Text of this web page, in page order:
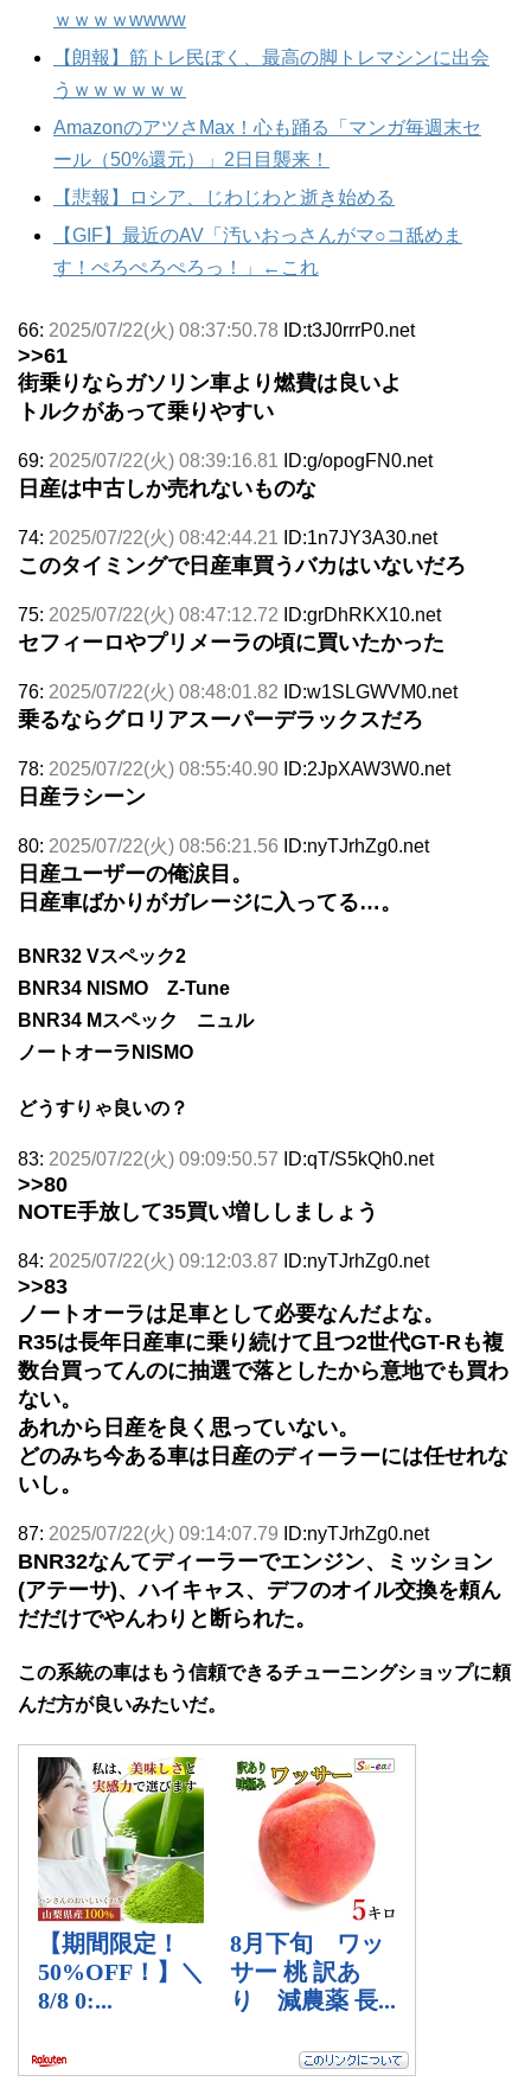
ｗｗｗｗwwww
【朗報】筋トレ民ぼく、最高の脚トレマシンに出会
うｗｗｗｗｗｗ
AmazonのアツさMax！心も踊る「マンガ毎週末セ
ール（50%還元）」2日目襲来！
【悲報】ロシア、じわじわと逝き始める
【GIF】最近のAV「汚いおっさんがマ○コ舐めま
す！ぺろぺろぺろっ！」←これ
66: 2025/07/22(火) 08:37:50.78 ID:t3J0rrrP0.net
>>61
街乗りならガソリン車より燃費は良いよ
トルクがあって乗りやすい
69: 2025/07/22(火) 08:39:16.81 ID:g/opogFN0.net
日産は中古しか売れないものな
74: 2025/07/22(火) 08:42:44.21 ID:1n7JY3A30.net
このタイミングで日産車買うバカはいないだろ
75: 2025/07/22(火) 08:47:12.72 ID:grDhRKX10.net
セフィーロやプリメーラの頃に買いたかった
76: 2025/07/22(火) 08:48:01.82 ID:w1SLGWVM0.net
乗るならグロリアスーパーデラックスだろ
78: 2025/07/22(火) 08:55:40.90 ID:2JpXAW3W0.net
日産ラシーン
80: 2025/07/22(火) 08:56:21.56 ID:nyTJrhZg0.net
日産ユーザーの俺涙目。
日産車ばかりがガレージに入ってる…。
BNR32 Vスペック2
BNR34 NISMO Z-Tune
BNR34 Mスペック ニュル
ノートオーラNISMO
どうすりゃ良いの？
83: 2025/07/22(火) 09:09:50.57 ID:qT/S5kQh0.net
>>80
NOTE手放して35買い増ししましょう
84: 2025/07/22(火) 09:12:03.87 ID:nyTJrhZg0.net
>>83
ノートオーラは足車として必要なんだよな。
R35は長年日産車に乗り続けて且つ2世代GT-Rも複
数台買ってんのに抽選で落としたから意地でも買わ
ない。
あれから日産を良く思っていない。
どのみち今ある車は日産のディーラーには任せれな
いし。
87: 2025/07/22(火) 09:14:07.79 ID:nyTJrhZg0.net
BNR32なんてディーラーでエンジン、ミッション
(アテーサ)、ハイキャス、デフのオイル交換を頼ん
だだけでやんわりと断られた。
この系統の車はもう信頼できるチューニングショップに頼
んだ方が良いみたいだ。